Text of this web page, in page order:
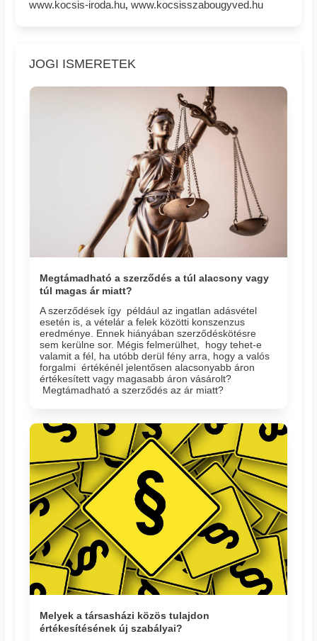
www.kocsis-iroda.hu,www.kocsisszabougyved.hu
JOGI ISMERETEK
Megtámadható a szerződés a túl alacsony vagy
túl magas ár miatt?
A szerződések így például az ingatlan adásvétel
esetén is, a vételár a felek közötti konszenzus
eredménye. Ennek hiányában szerződéskötésre
sem kerülne sor. Mégis felmerülhet, hogy tehet-e
valamit a fél, ha utóbb derül fény arra, hogy a valós
forgalmi értékénél jelentősen alacsonyabb áron
értékesített vagy magasabb áron vásárolt?
Megtámadható a szerződés az ár miatt?
Melyek a társasházi közös tulajdon
értékesítésének új szabályai?